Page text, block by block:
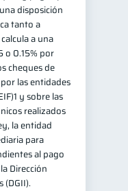
disposición
tanto a
a una
o 0.15% por
cheques de
las entidades
y sobre las
realizados
la entidad
para
al pago
Dirección
(DGII).